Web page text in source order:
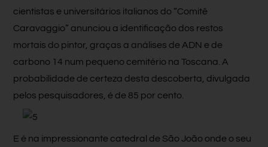
cientistas e universitários italianos do “Comitê
Caravaggio” anunciou a identificação dos restos
mortais do pintor, graças a análises de ADN e de
carbono 14 num pequeno cemitério na Toscana. A
probabilidade de certeza desta descoberta, divulgada
pelos pesquisadores, é de 85 por cento.
E é na impressionante catedral de São João onde o seu